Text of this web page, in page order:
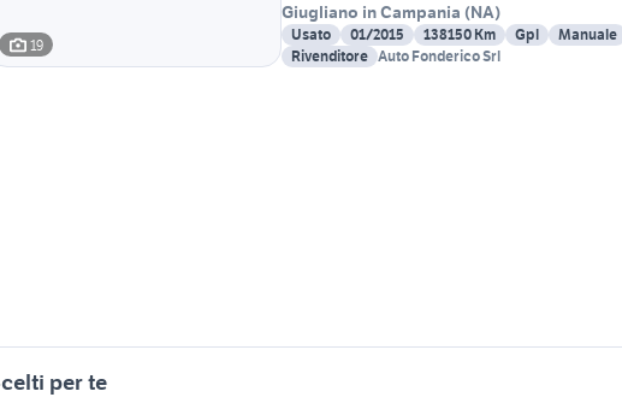
19
Giugliano in Campania (NA)
Usato 01/2015 138150 Km Gpl Manuale
Rivenditore Auto Fonderico Srl
per te